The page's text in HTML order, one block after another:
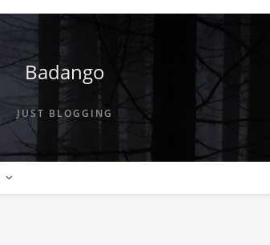
Badango
JUST BLOGGING